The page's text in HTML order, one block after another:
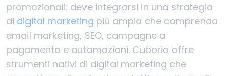
promozionali: deve integrarsi in una strategia
di digital marketing più ampia che comprenda
email marketing, SEO, campagne a
pagamento e automazioni. Cuborio offre
strumenti nativi di digital marketing che